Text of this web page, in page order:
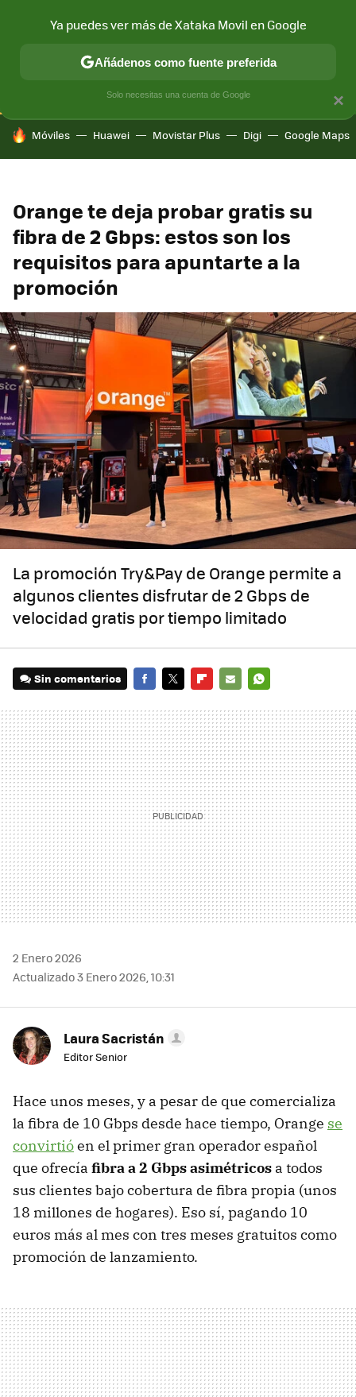
CONECTIVIDAD MÓVIL Y SOCIEDAD APLICACIONES
HOY SE HABLA DE
Móviles Huawei Movistar Plus Digi Google Maps
Orange te deja probar gratis su
fibra de 2 Gbps: estos son los
requisitos para apuntarte a la
promoción
La promoción Try&Pay de Orange permite a
algunos clientes disfrutar de 2 Gbps de
velocidad gratis por tiempo limitado
Sin comentarios
MAIL
2 Enero 2026
Actualizado 3 Enero 2026, 10:31
Laura Sacristán
Editor Senior
Hace unos meses, y a pesar de que comercializa
la fibra de 10 Gbps desde hace tiempo, Orange se
convirtióen el primer gran operador español
que ofrecía fibra a 2 Gbps asimétricos a todos
sus clientes bajo cobertura de fibra propia (unos
18 millones de hogares). Eso sí, pagando 10
euros más al mes con tres meses gratuitos como
promoción de lanzamiento.
×
Ya puedes ver más de Xataka Movil en Google
Añádenos como fuente preferida
Solo necesitas una cuenta de Google